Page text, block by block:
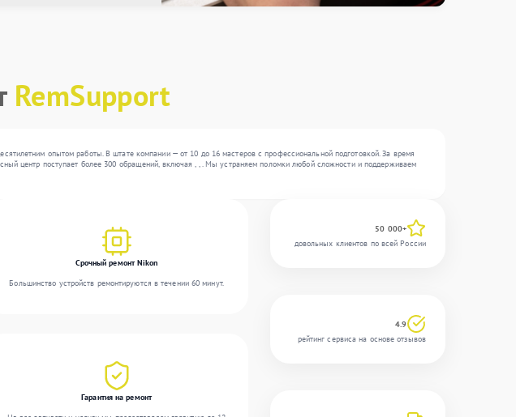
RemSupport
опытом работы. В штате компании — от 10 до 16 мастеров с профессиональной подготовкой. За время
центр поступает более 300 обращений, включая , , . Мы устраняем поломки любой сложности и поддерживаем
Срочный ремонт Nikon
Большинство устройств ремонтируются в течении 60 минут.
Гарантия на ремонт
50 000+
довольных клиентов по всей России
4.9
рейтинг сервиса на основе отзывов